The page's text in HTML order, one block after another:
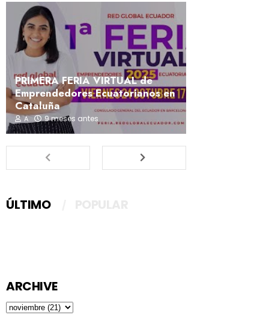
PRIMERA FERIA VIRTUAL de
Emprendedores Ecuatorianos en
Cataluña
A 9 meses antes
ÚLTIMO
ARCHIVE